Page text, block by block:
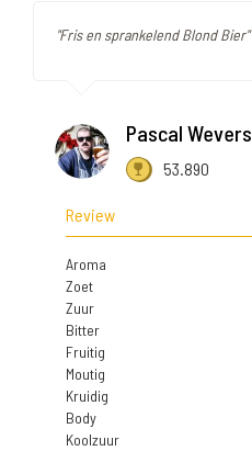
"Fris en sprankelend Blond Bier"
Pascal Wevers
53.890
Review
Aroma
Zoet
Zuur
Bitter
Fruitig
Moutig
Kruidig
Body
Koolzuur